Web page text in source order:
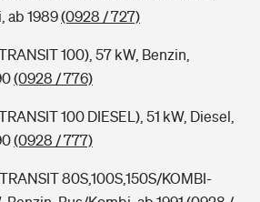
ab 1989(0928 / 727)
100), 57 kW, Benzin,
(0928 / 776)
100 DIESEL), 51 kW, Diesel,
(0928 / 777)
80S,100S,150S/KOMBI-